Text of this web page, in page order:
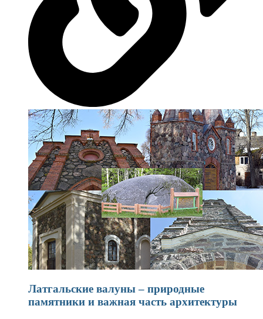
Латгальские валуны – природные
памятники и важная часть архитектуры